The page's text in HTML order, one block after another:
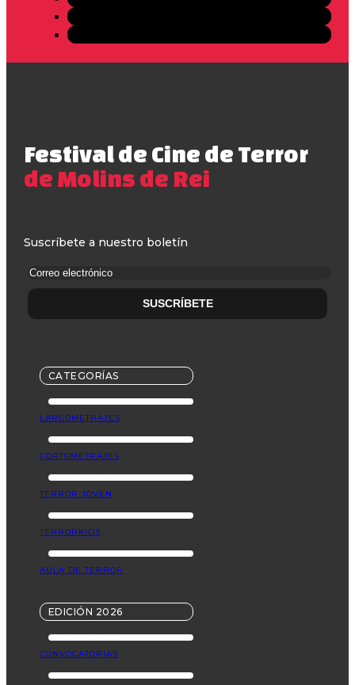
Festival de Cine de Terror
de Molins de Rei
Suscríbete a nuestro boletín
CATEGORÍAS
LARGOMETRAJES
CORTOMETRAJES
TERROR JOVEN
TERRORKIDS
AULA DE TERROR
EDICIÓN 2026
CONVOCATORIAS